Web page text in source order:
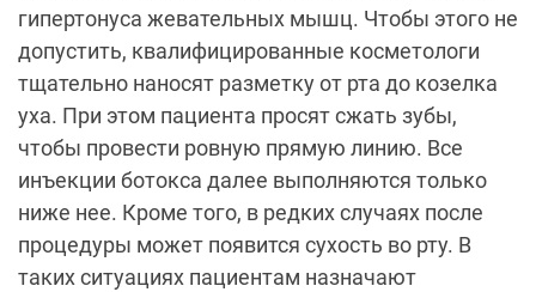
гипертонуса жевательных мышц. Чтобы этого не
допустить, квалифицированные косметологи
тщательно наносят разметку от рта до козелка
уха. При этом пациента просят сжать зубы,
чтобы провести ровную прямую линию. Все
инъекции ботокса далее выполняются только
ниже нее. Кроме того, в редких случаях после
процедуры может появится сухость во рту. В
таких ситуациях пациентам назначают